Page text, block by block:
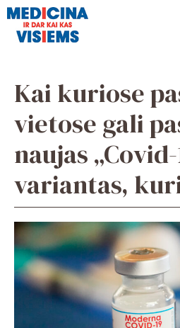
Pereiti
turinio
Kai kuriose
vietose gali
naujas „Covid-
variantas,